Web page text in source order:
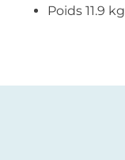
Poids 11.9 kg